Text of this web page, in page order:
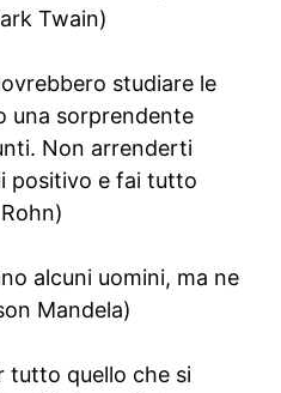
Twain)
studiare le
una sorprendente
Non arrenderti
positivo e fai tutto
alcuni uomini, ma ne
Mandela)
tutto quello che si